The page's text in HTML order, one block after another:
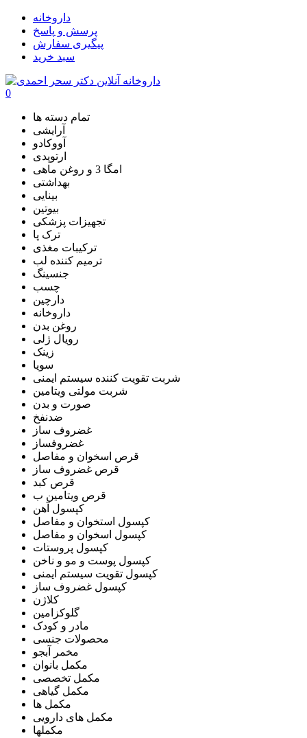
داروخانه
پرسش و پاسخ
پیگیری سفارش
سبد خرید
0
تمام دسته ها
آرایشی
آووکادو
ارتوپدی
امگا 3 و روغن ماهی
بهداشتی
بینایی
بیوتین
تجهیزات پزشکی
ترک پا
ترکیبات مغذی
ترمیم کننده لب
جنسینگ
چسب
دارچین
داروخانه
روغن بدن
رویال ژلی
زینک
سویا
شربت تقویت کننده سیستم ایمنی
شربت مولتی ویتامین
صورت و بدن
ضدنفخ
غضروف ساز
غضروفساز
قرص اسخوان و مفاصل
قرص غضروف ساز
قرص کبد
قرص ویتامین ب
کپسول آهن
کپسول استخوان و مفاصل
کپسول اسخوان و مفاصل
کپسول پروستات
کپسول پوست و مو و ناخن
کپسول تقویت سیستم ایمنی
کپسول غضروف ساز
کلاژن
گلوکزامین
مادر و کودک
محصولات جنسی
مخمر آبجو
مکمل بانوان
مکمل تخصصی
مکمل گیاهی
مکمل ها
مکمل های دارویی
مکملها